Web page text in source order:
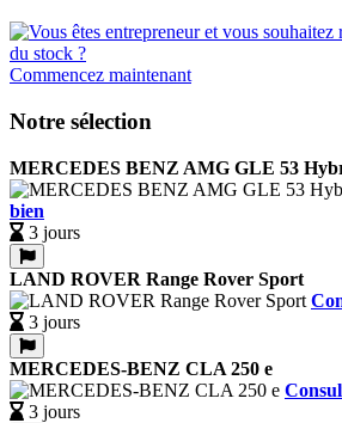
Commencez maintenant
Notre sélection
MERCEDES BENZ AMG GLE 53
bien
3 jours
LAND ROVER Range Rover Sport
3 jours
MERCEDES-BENZ CLA 250 e
3 jours